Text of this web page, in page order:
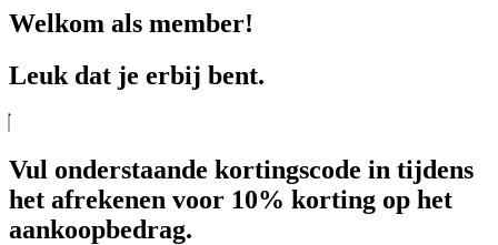
Welkom als member!
Leuk dat je erbij bent.
Vul onderstaande kortingscode in tijdens
het afrekenen voor 10% korting op het
aankoopbedrag.